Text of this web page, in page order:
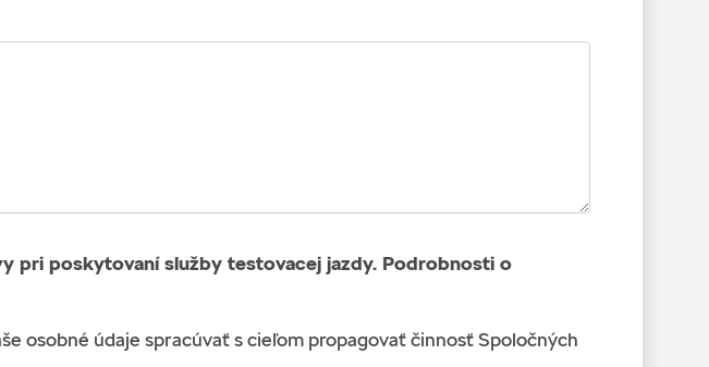
pri poskytovaní služby testovacej jazdy. Podrobnosti o
osobné údaje spracúvať s cieľom propagovať činnosť Spoločných